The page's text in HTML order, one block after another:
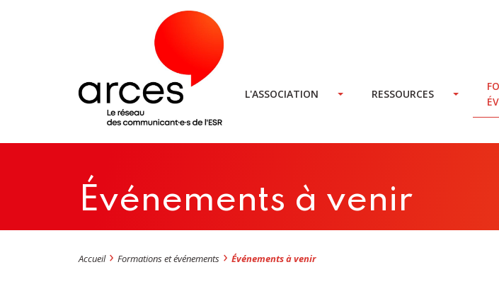
L'ASSOCIATION RESSOURCES
Événements à venir
Accueil Formations et événements Événements à venir